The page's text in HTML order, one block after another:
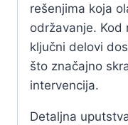
rešenjima koja
održavanje. Kod
ključni delovi
što značajno
intervencija.
Detaljna